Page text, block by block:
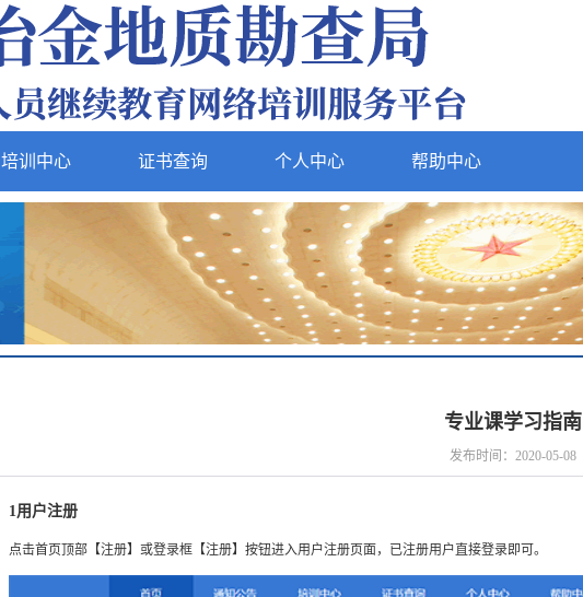
培训中心 证书查询 个人中心 帮助中心
专业课学习指南
发布时间：2020-05-08
1用户注册
点击首页顶部【注册】或登录框【注册】按钮进入用户注册页面，已注册用户直接登录即可。